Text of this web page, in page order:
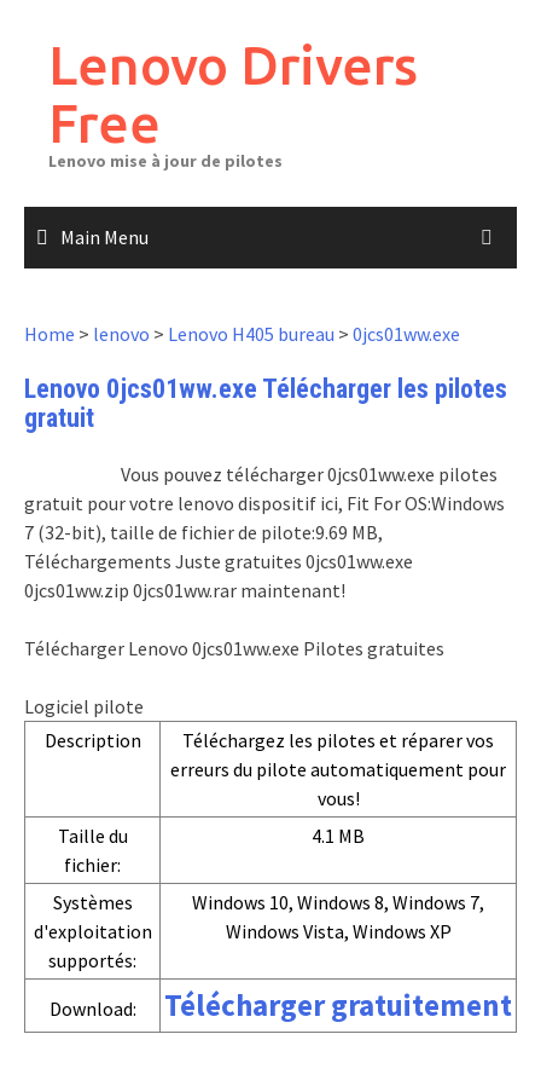
contentLenovo Drivers
Free
Lenovo mise à jour de pilotes
Main Menu
Home > lenovo > Lenovo H405 bureau > 0jcs01ww.exe
Lenovo 0jcs01ww.exe Télécharger les pilotes
gratuit
Vous pouvez télécharger 0jcs01ww.exe pilotes
gratuit pour votre lenovo dispositif ici, Fit For OS:Windows
7 (32-bit), taille de fichier de pilote:9.69 MB,
Téléchargements Juste gratuites 0jcs01ww.exe
0jcs01ww.zip 0jcs01ww.rar maintenant!
Télécharger Lenovo 0jcs01ww.exe Pilotes gratuites
Logiciel pilote
Description
Téléchargez les pilotes et réparer vos
erreurs du pilote automatiquement pour
vous!
Taille du
fichier:
4.1 MB
Systèmes
d'exploitation
supportés:
Windows 10, Windows 8, Windows 7,
Windows Vista, Windows XP
Download: Télécharger gratuitement